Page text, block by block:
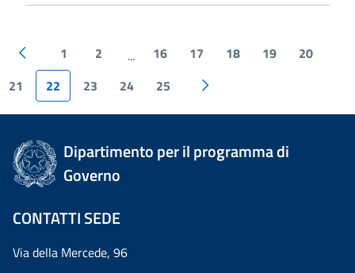
1 2 ... 16 17 18 19
20
21
22 23 24 25
Dipartimento per il programma di
Governo
CONTATTI SEDE
Via della Mercede, 96